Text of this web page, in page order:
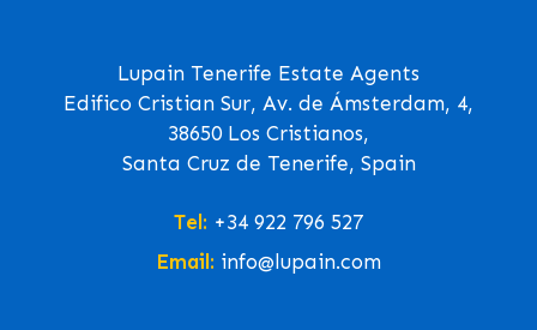
Lupain Tenerife Estate Agents
Edifico Cristian Sur, Av. de Ámsterdam, 4,
38650 Los Cristianos,
Santa Cruz de Tenerife, Spain
Tel: +34 922 796 527
Email: info@lupain.com